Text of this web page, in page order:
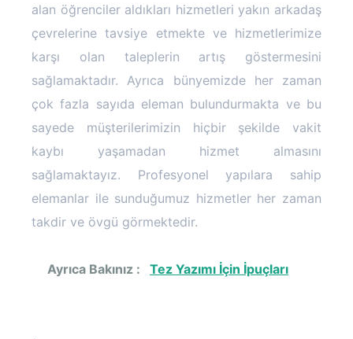
alan öğrenciler aldıkları hizmetleri yakın arkadaş
çevrelerine tavsiye etmekte ve hizmetlerimize
karşı olan taleplerin artış göstermesini
sağlamaktadır. Ayrıca bünyemizde her zaman
çok fazla sayıda eleman bulundurmakta ve bu
sayede müşterilerimizin hiçbir şekilde vakit
kaybı yaşamadan hizmet almasını
sağlamaktayız. Profesyonel yapılara sahip
elemanlar ile sunduğumuz hizmetler her zaman
takdir ve övgü görmektedir.
Ayrıca Bakınız : Tez Yazımı İçin İpuçları